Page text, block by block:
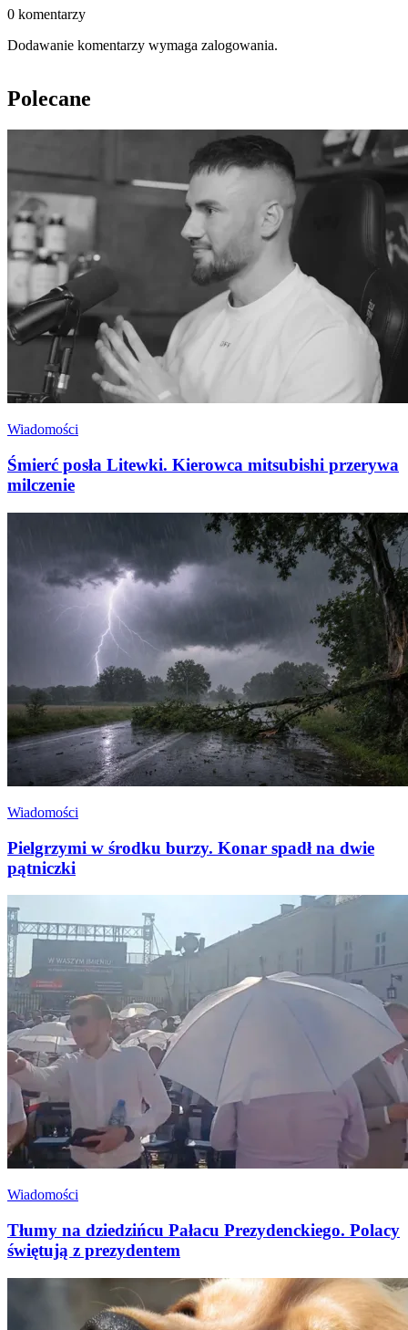
0 komentarzy
Dodawanie komentarzy wymaga zalogowania.
Polecane
Wiadomości
Śmierć posła Litewki. Kierowca mitsubishi przerywa
milczenie
Wiadomości
Pielgrzymi w środku burzy. Konar spadł na dwie
pątniczki
Wiadomości
Tłumy na dziedzińcu Pałacu Prezydenckiego. Polacy
świętują z prezydentem